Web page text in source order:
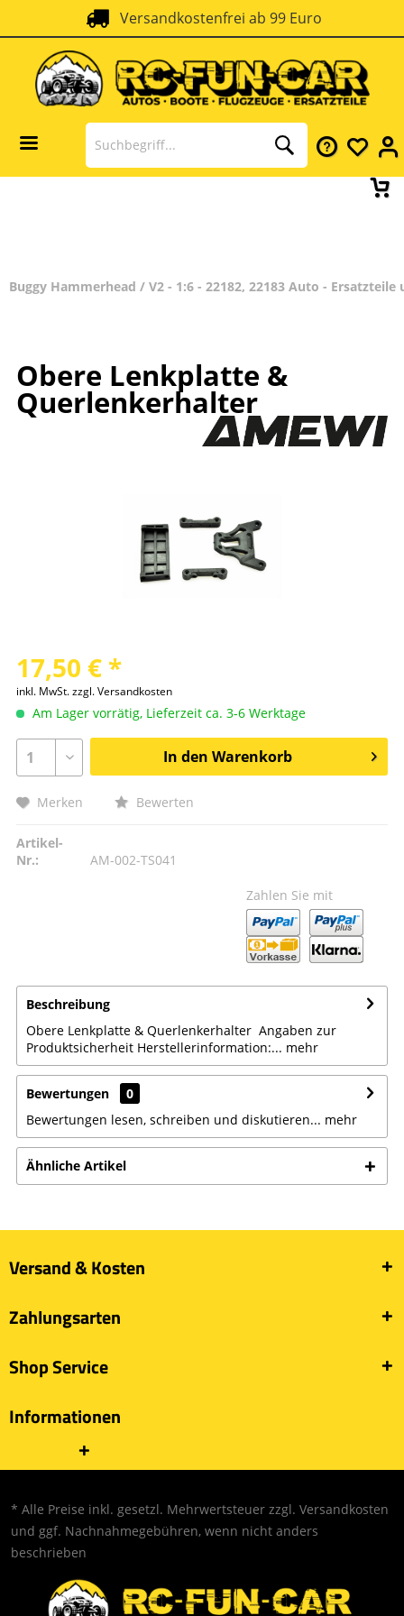
Versandkostenfrei ab 99 Euro
Buggy Hammerhead / V2 - 1:6 - 22182, 22183 Auto - Ersatzteile
Obere Lenkplatte &
Querlenkerhalter
17,50 € *
inkl. MwSt.zzgl. Versandkosten
Am Lager vorrätig, Lieferzeit ca. 3-6 Werktage
In den Warenkorb
Merken Bewerten
Artikel-
Nr.:
AM-002-TS041
Zahlen Sie mit
Beschreibung
Obere Lenkplatte & Querlenkerhalter Angaben zur
Produktsicherheit Herstellerinformation:... mehr
Bewertungen
0
Bewertungen lesen, schreiben und diskutieren... mehr
Ähnliche Artikel
Versand & Kosten
Zahlungsarten
Shop Service
Informationen
* Alle Preise inkl. gesetzl. Mehrwertsteuer zzgl. Versandkosten
und ggf. Nachnahmegebühren, wenn nicht anders
beschrieben